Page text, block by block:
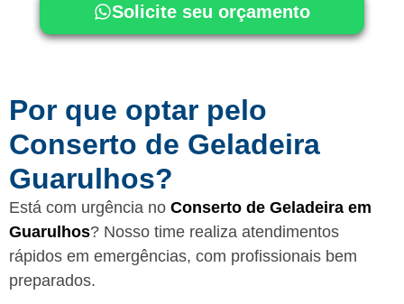
Solicite seu orçamento
Por que optar pelo
Conserto de Geladeira
Guarulhos?
Está com urgência no Conserto de Geladeira em
Guarulhos? Nosso time realiza atendimentos
rápidos em emergências, com profissionais bem
preparados.